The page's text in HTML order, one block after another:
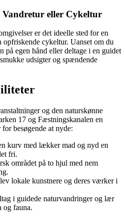
Vandretur eller Cykeltur
er det ideelle sted for en
opfriskende cykeltur. Uanset om du
på egen hånd eller deltage i en guidet
udsigter og spændende
og den naturskønne
17 og Fæstningskanalen en
besøgende at nyde:
kurv med lækker mad og nyd en
fri.
området på to hjul med nem
lokale kunstnere og deres værker i
i guidede naturvandringer og lær
og fauna.